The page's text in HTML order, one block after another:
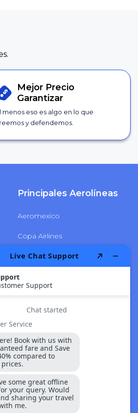
Mejor Precio
Garantizar
menos eso es algo en lo que
y defendemos.
Principales Aerolíneas
Aeromexico
Copa Airlines
Delta Airlines
LATAM Airlines